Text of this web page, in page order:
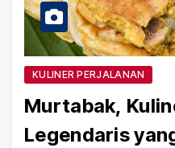
KULINER PERJALANAN
Murtabak,
Legendaris